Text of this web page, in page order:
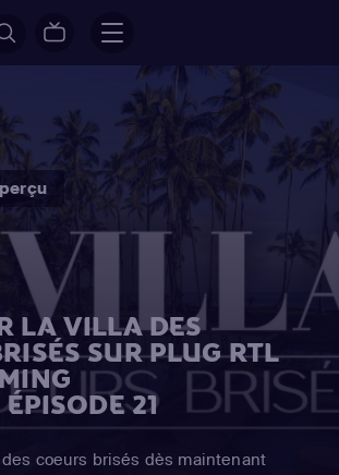
LA VILLA DES
SUR PLUG RTL
21
coeurs brisés dès maintenant